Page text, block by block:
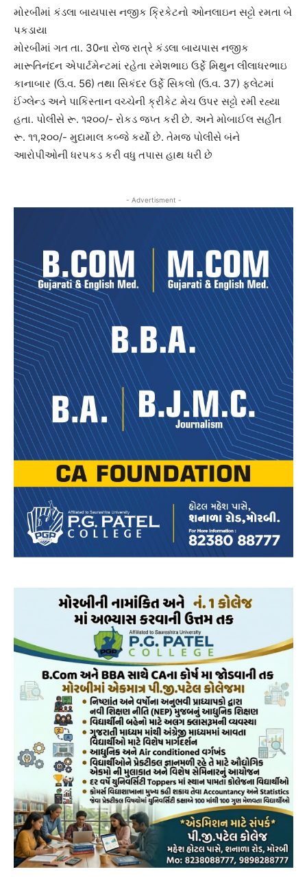
મોરબીમાં કંડલા બાયપાસ નજીક ક્રિકેટનો ઓનલાઇન સટ્ટો રમતા બે
પકડાયા
મોરબીમાં ગત તા. 30ના રોજ રાત્રે કંડલા બાયપાસ નજીક
મારૂતિનંદન એપાર્ટમેન્ટમાં રહેતા રમેશભાઇ ઉર્ફે મિથુન લીલાધરભાઇ
કાનાબાર (ઉ.વ. 56) તથા સિકંદર ઉર્ફે સિકલો (ઉ.વ. 37) ફ્લેટમાં
ઈંગ્લેન્ડ અને પાકિસ્તાન વચ્ચેની ક્રીકેટ મેચ ઉપર સટ્ટો રમી રહ્યા
હતા. પોલીસે રૂ. ૧૨૦૦/- રોકડ જપ્ત કરી છે. અને મોબાઈલ સહીત
રૂ. ૧૧,૨૦૦/- મુદામાલ કબ્જે કર્યો છે. તેમજ પોલીસે બંને
આરોપીઓની ધરપકડ કરી વધુ તપાસ હાથ ધરી છે
- Advertisment -